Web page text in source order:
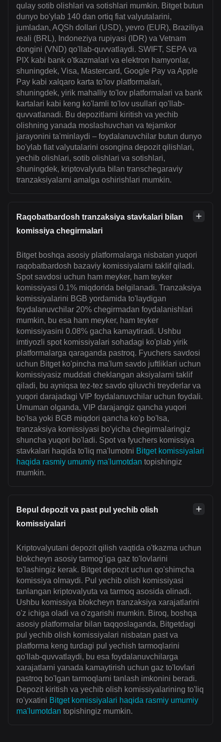
qulay sotib olishlari va sotishlari mumkin. Bitget butun
dunyo bo'ylab 140 dan ortiq fiat valyutalarini,
jumladan, AQSh dollari (USD), yevro (EUR), Braziliya
reali (BRL), Indoneziya rupiyasi (IDR) va Vetnam
dongini (VND) qo'llab-quvvatlaydi. SWIFT, SEPA va
PIX kabi bank o'tkazmalari va elektron hamyonlar,
shuningdek, Visa, Mastercard, Google Pay va Apple
Pay kabi xalqaro karta to'lov platformalari,
shuningdek, yirik mahalliy to'lov platformalari va bank
kartalari kabi keng ko'lamli to'lov usullari qo'llab-
quvvatlanadi. Bu depozitlarni kiritish va yechib
olishning yanada moslashuvchan va tejamkor
jarayonini ta'minlaydi – foydalanuvchilar butun dunyo
bo'ylab fiat valyutalarini osongina depozit qilishlari,
yechib olishlari, sotib olishlari va sotishlari,
shuningdek, kriptovalyuta bilan transchegaraviy
tranzaksiyalarni amalga oshirishlari mumkin.
Raqobatbardosh tranzaksiya stavkalari bilan
komissiya chegirmalari
Bitget boshqa asosiy platformalarga nisbatan yuqori
raqobatbardosh bazaviy komissiyalarni taklif qiladi.
Spot savdosi uchun ham meyker, ham teyker
komissiyasi 0.1% miqdorida belgilanadi. Tranzaksiya
komissiyalarini BGB yordamida to'laydigan
foydalanuvchilar 20% chegirmadan foydalanishlari
mumkin, bu esa ham meyker, ham teyker
komissiyasini 0.08% gacha kamaytiradi. Ushbu
imtiyozli spot komissiyalari sohadagi ko'plab yirik
platformalarga qaraganda pastroq. Fyuchers savdosi
uchun Bitget ko'pincha ma'lum savdo juftliklari uchun
komissiyasiz muddati cheklangan aksiyalarni taklif
qiladi, bu ayniqsa tez-tez savdo qiluvchi treyderlar va
yuqori darajadagi VIP foydalanuvchilar uchun foydali.
Umuman olganda, VIP darajangiz qancha yuqori
bo'lsa yoki BGB miqdori qancha ko'p bo'lsa,
tranzaksiya komissiyasi bo'yicha chegirmalaringiz
shuncha yuqori bo'ladi. Spot va fyuchers komissiya
stavkalari haqida to'liq ma'lumotni Bitget komissiyalari
haqida rasmiy umumiy ma'lumotdan topishingiz
mumkin.
Bepul depozit va past pul yechib olish
komissiyalari
Kriptovalyutani depozit qilish vaqtida o'tkazma uchun
blokcheyn asosiy tarmog'iga gaz to'lovlarini
to'lashingiz kerak. Bitget depozit uchun qo'shimcha
komissiya olmaydi. Pul yechib olish komissiyasi
tanlangan kriptovalyuta va tarmoq asosida olinadi.
Ushbu komissiya blokcheyn tranzaksiya xarajatlarini
o'z ichiga oladi va o'zgarishi mumkin. Biroq, boshqa
asosiy platformalar bilan taqqoslaganda, Bitgetdagi
pul yechib olish komissiyalari nisbatan past va
platforma keng turdagi pul yechish tarmoqlarini
qo'llab-quvvatlaydi, bu esa foydalanuvchilarga
xarajatlarni yanada kamaytirish uchun gaz to'lovlari
pastroq bo'lgan tarmoqlarni tanlash imkonini beradi.
Depozit kiritish va yechib olish komissiyalarining to'liq
ro'yxatini Bitget komissiyalari haqida rasmiy umumiy
ma'lumotdan topishingiz mumkin.